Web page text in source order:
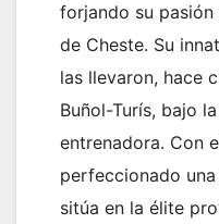
forjando su
de Cheste. Su
las llevaron, hace
Buñol-Turís, bajo
entrenadora. Con
perfeccionado
sitúa en la élite